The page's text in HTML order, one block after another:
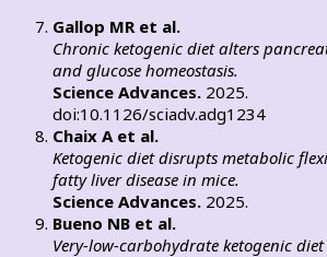
Gallop MR et al.
Chronic ketogenic diet alters
and glucose homeostasis.
Science Advances. 2025.
doi:10.1126/sciadv.adg1234
Chaix A et al.
Ketogenic diet disrupts metabolic
fatty liver disease in mice.
Science Advances. 2025.
Bueno NB et al.
Very-low-carbohydrate ketogenic